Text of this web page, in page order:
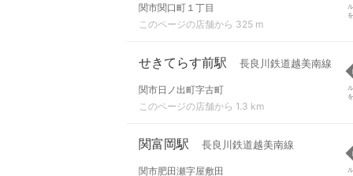
関市関口町１丁目
このページの店舗から 325 m
せきてらす前駅 長良川鉄道越美南線
関市日ノ出町字古町
このページの店舗から 1.3 km
関富岡駅 長良川鉄道越美南線
関市肥田瀬字屋敷田